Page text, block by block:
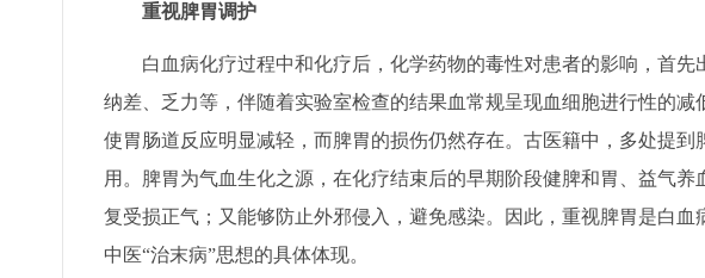
重视脾胃调护
白血病化疗过程中和化疗后，化学药物的毒性对患者的影响，首先
纳差、乏力等，伴随着实验室检查的结果血常规呈现血细胞进行性的
使胃肠道反应明显减轻，而脾胃的损伤仍然存在。古医籍中，多处提
用。脾胃为气血生化之源，在化疗结束后的早期阶段健脾和胃、益气
复受损正气；又能够防止外邪侵入，避免感染。因此，重视脾胃是白
中医“治末病”思想的具体体现。